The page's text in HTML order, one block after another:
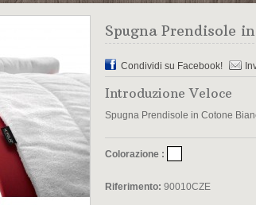
Spugna Prendisole
Condividi su Facebook!
Introduzione Veloce
Spugna Prendisole in Cotone
Colorazione :
Riferimento: 90010CZE